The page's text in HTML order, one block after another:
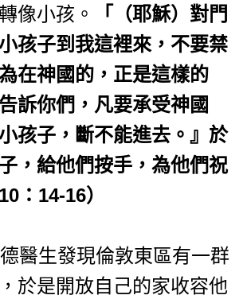
像小孩。
「（耶穌）對門
孩子到我這裡來，不要禁
在神國的，正是這樣的
訴你們，凡要承受神國
孩子，斷不能進去。』於
，給他們按手，為他們祝
：14-16）
醫生發現倫敦東區有一群
於是開放自己的家收容他